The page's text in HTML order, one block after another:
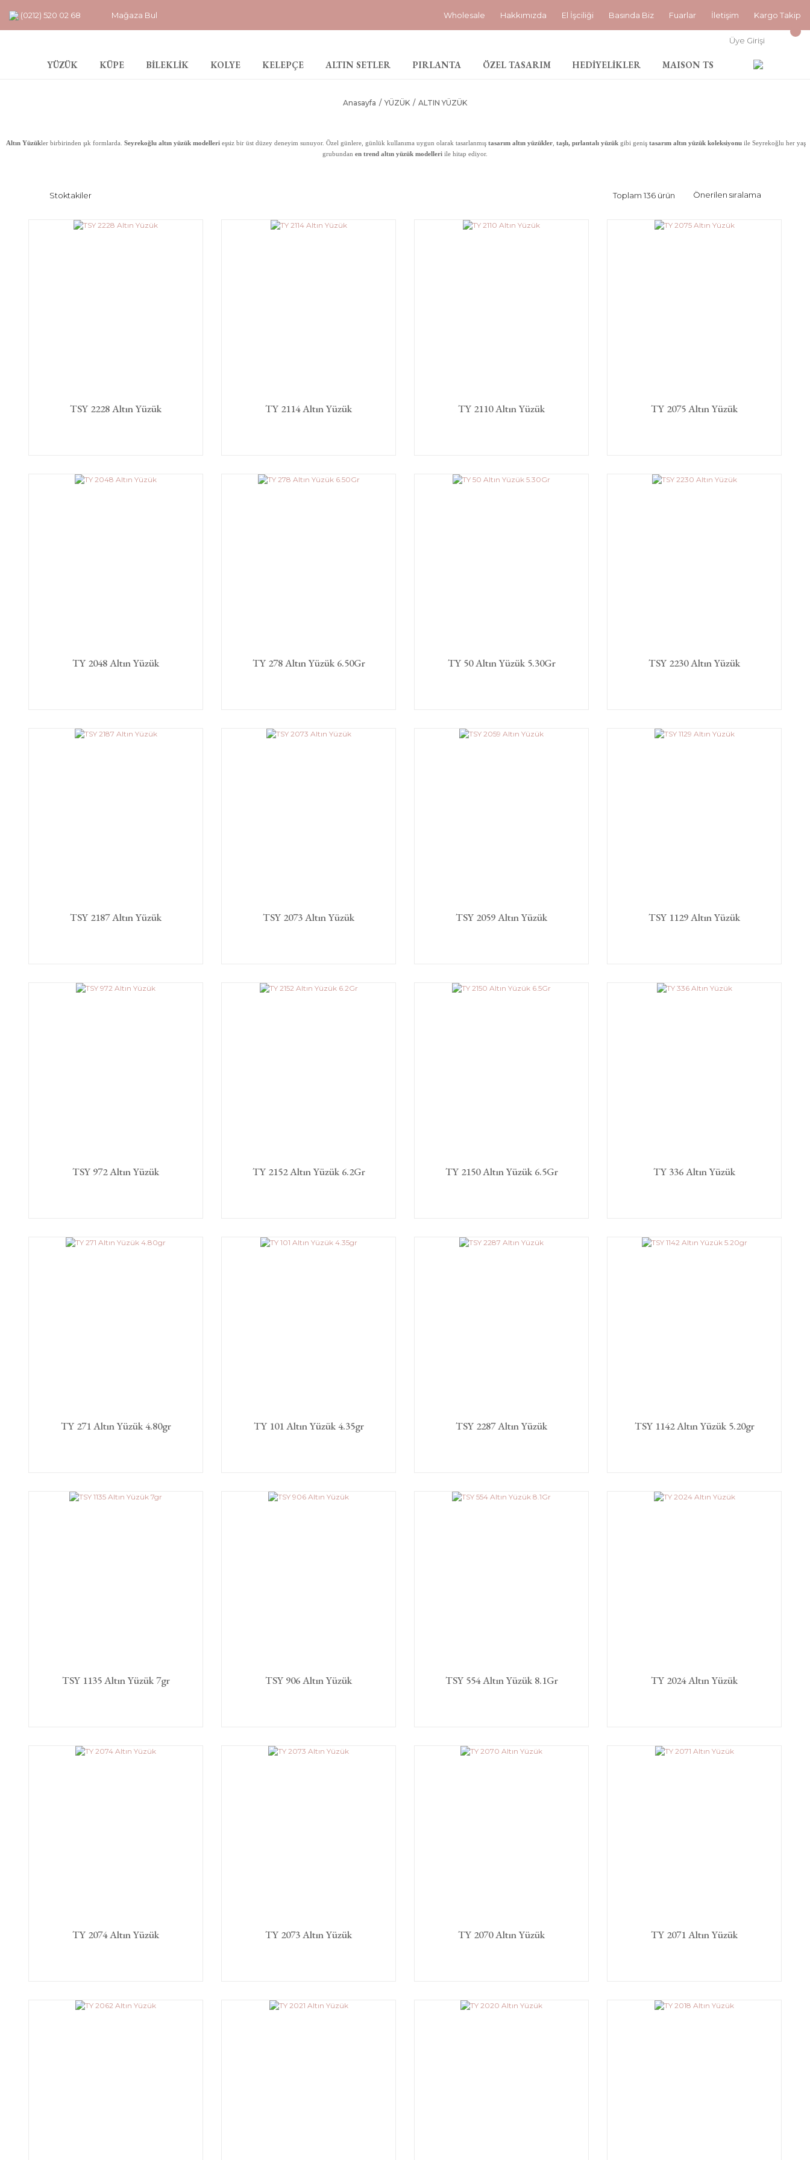
(0212) 520 02 68 Mağaza Bul Wholesale Hakkımızda El İşciliği Basında Biz Fuarlar İletişim Kargo Takip
Üye Girişi
YÜZÜK KÜPE BİLEKLİK KOLYE KELEPÇE ALTIN SETLER PIRLANTA ÖZEL TASARIM HEDİYELİKLER MAISON TS
Anasayfa YÜZÜK ALTIN YÜZÜK
Altın Yüzükler birbirinden şık formlarda. Seyrekoğlu altın yüzük modelleri eşsiz bir üst düzey deneyim sunuyor. Özel günlere, günlük kullanıma uygun olarak tasarlanmış tasarım altın yüzükler taşlı, pırlantalı yüzük gibi geniş tasarım altın yüzük koleksiyonu ile Seyrekoğlu her yaş
grubundan en trend altın yüzük modelleri ile hitap ediyor.
Stoktakiler Toplam 136 ürün
TSY 2228 Altın Yüzük TY 2114 Altın Yüzük TY 2110 Altın Yüzük TY 2075 Altın Yüzük
TY 2048 Altın Yüzük TY 278 Altın Yüzük 6.50Gr TY 50 Altın Yüzük 5.30Gr TSY 2230 Altın Yüzük
TSY 2187 Altın Yüzük TSY 2073 Altın Yüzük TSY 2059 Altın Yüzük TSY 1129 Altın Yüzük
TSY 972 Altın Yüzük TY 2152 Altın Yüzük 6.2Gr TY 2150 Altın Yüzük 6.5Gr TY 336 Altın Yüzük
TY 271 Altın Yüzük 4.80gr TY 101 Altın Yüzük 4.35gr TSY 2287 Altın Yüzük TSY 1142 Altın Yüzük 5.20gr
TSY 1135 Altın Yüzük 7gr TSY 906 Altın Yüzük TSY 554 Altın Yüzük 8.1Gr TY 2024 Altın Yüzük
TY 2074 Altın Yüzük TY 2073 Altın Yüzük TY 2070 Altın Yüzük TY 2071 Altın Yüzük